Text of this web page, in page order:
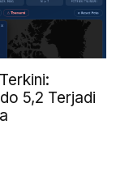
5,2 Terjadi